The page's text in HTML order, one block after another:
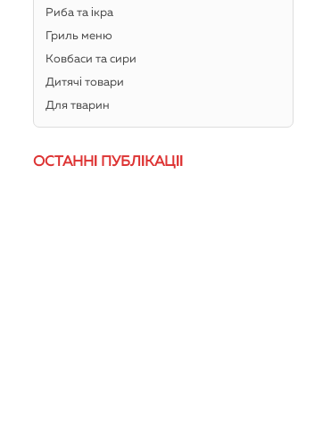
Риба та ікра
Гриль меню
Ковбаси та сири
Дитячі товари
Для тварин
ОСТАННІ ПУБЛІКАЦІЇ